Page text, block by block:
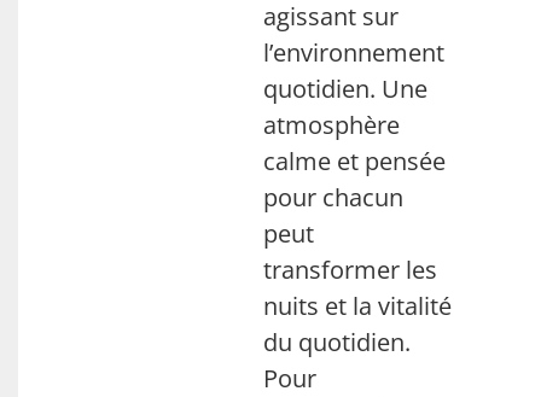
agissant sur
l’environnement
quotidien. Une
atmosphère
calme et pensée
pour chacun
peut
transformer les
nuits et la vitalité
du quotidien.
Pour